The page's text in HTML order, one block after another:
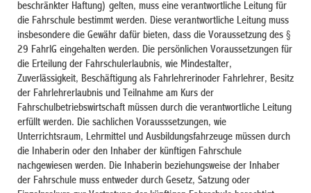
beschränkter Haftung) gelten, muss eine verantwortliche Leitung für
die Fahrschule bestimmt werden. Diese verantwortliche Leitung muss
insbesondere die Gewähr dafür bieten, dass die Voraussetzung des §
29 FahrlG eingehalten werden. Die persönlichen Voraussetzungen für
die Erteilung der Fahrschulerlaubnis, wie Mindestalter,
Zuverlässigkeit, Beschäftigung als Fahrlehrerinoder Fahrlehrer, Besitz
der Fahrlehrerlaubnis und Teilnahme am Kurs der
Fahrschulbetriebswirtschaft müssen durch die verantwortliche Leitung
erfüllt werden. Die sachlichen Vorausssetzungen, wie
Unterrichtsraum, Lehrmittel und Ausbildungsfahrzeuge müssen durch
die Inhaberin oder den Inhaber der künftigen Fahrschule
nachgewiesen werden. Die Inhaberin beziehungsweise der Inhaber
der Fahrschule muss entweder durch Gesetz, Satzung oder